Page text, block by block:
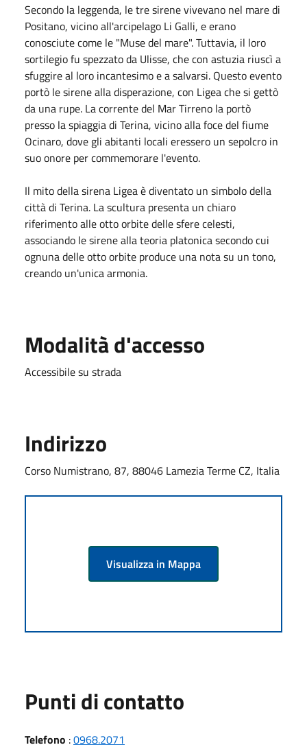
Secondo la leggenda, le tre sirene vivevano nel mare di
Positano, vicino all'arcipelago Li Galli, e erano
conosciute come le "Muse del mare". Tuttavia, il loro
sortilegio fu spezzato da Ulisse, che con astuzia riuscì a
sfuggire al loro incantesimo e a salvarsi. Questo evento
portò le sirene alla disperazione, con Ligea che si gettò
da una rupe. La corrente del Mar Tirreno la portò
presso la spiaggia di Terina, vicino alla foce del fiume
Ocinaro, dove gli abitanti locali eressero un sepolcro in
suo onore per commemorare l'evento.
Il mito della sirena Ligea è diventato un simbolo della
città di Terina. La scultura presenta un chiaro
riferimento alle otto orbite delle sfere celesti,
associando le sirene alla teoria platonica secondo cui
ognuna delle otto orbite produce una nota su un tono,
creando un'unica armonia.
Modalità d'accesso
Accessibile su strada
Indirizzo
Corso Numistrano, 87, 88046 Lamezia Terme CZ, Italia
Visualizza in Mappa
Punti di contatto
Telefono :0968.2071